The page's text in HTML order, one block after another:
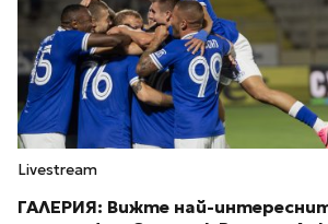
Livestream
ГАЛЕРИЯ: Вижте най-